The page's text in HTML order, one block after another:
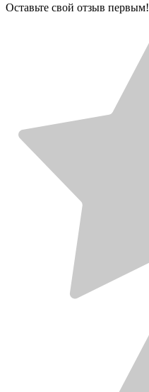
Оставьте свой отзыв первым!